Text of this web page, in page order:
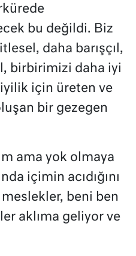
bu değildi. Biz
daha barışçıl,
birbirimizi daha iyi
için üreten ve
bir gezegen
ama yok olmaya
içimin acıdığını
beni ben
aklıma geliyor ve